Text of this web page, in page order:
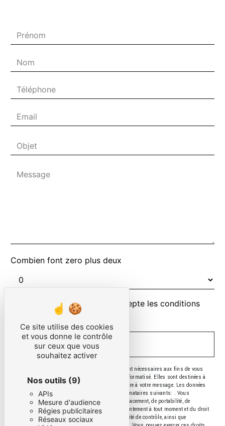
Combien font zero plus deux
En cochant cette case, j'accepte les conditions
particulières ci-dessous **
ENVOYER
** Les données personnelles communiquées sont nécessaires aux fins de vous
contacter et sont enregistrées dans un fichier informatisé. Elles sont destinées à
et ses sous-traitants dans le seul but de répondre à votre message. Les données
collectées seront communiquées aux seuls destinataires suivants: . Vous
disposez de droits d’accès, de rectification, d’effacement, de portabilité, de
limitation, d’opposition, de retrait de votre consentement à tout moment et du droit
d’introduire une réclamation auprès d’une autorité de contrôle, ainsi que
Ce site utilise des cookies
et vous donne le contrôle
sur ceux que vous
souhaitez activer
Nos outils (9)
APIs
Mesure d'audience
Régies publicitaires
Réseaux sociaux